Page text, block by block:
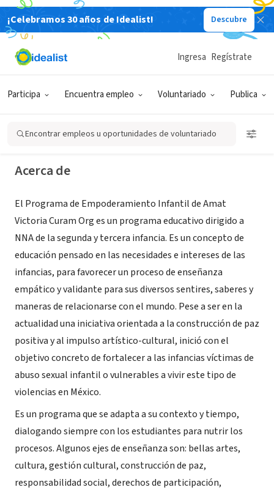
¡Celebramos 30 años de Idealist! Descubre
Participa Encuentra empleo Voluntariado Publica
Ingresa Regístrate
Encontrar empleos u oportunidades de voluntariado
Programa de Empoderamiento
Infantil "Amat Victoria Curam"
Ciudad de México,
Acerca de
El Programa de Empoderamiento Infantil de Amat
Victoria Curam Org es un programa educativo dirigido a
NNA de la segunda y tercera infancia. Es un concepto de
educación pensado en las necesidades e intereses de las
infancias, para favorecer un proceso de enseñanza
empático y validante para sus diversos sentires, saberes y
maneras de relacionarse con el mundo. Pese a ser en la
actualidad una iniciativa orientada a la construcción de paz
positiva y al impulso artístico-cultural, inició con el
objetivo concreto de fortalecer a las infancias víctimas de
abuso sexual infantil o vulnerables a vivir este tipo de
violencias en México.
Es un programa que se adapta a su contexto y tiempo,
dialogando siempre con los estudiantes para nutrir los
procesos. Algunos ejes de enseñanza son: bellas artes,
cultura, gestión cultural, construcción de paz,
responsabilidad social, derechos de participación,